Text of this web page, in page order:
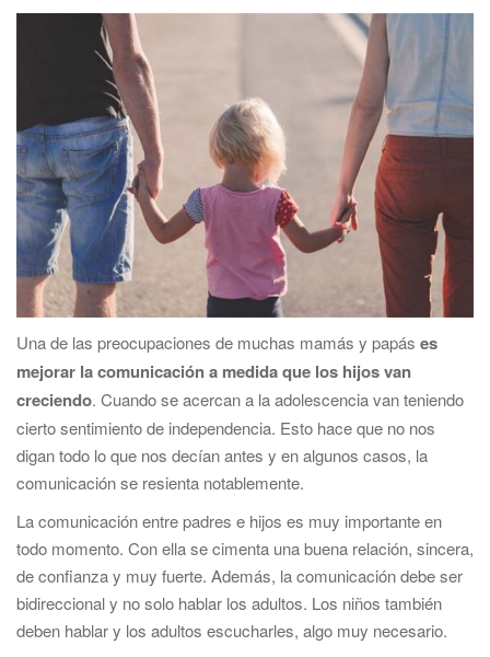
t
n
Una de las preocupaciones de muchas mamás y papás es
mejorar la comunicación a medida que los hijos van
creciendo. Cuando se acercan a la adolescencia van teniendo
cierto sentimiento de independencia. Esto hace que no nos
digan todo lo que nos decían antes y en algunos casos, la
comunicación se resienta notablemente.
La comunicación entre padres e hijos es muy importante en
todo momento. Con ella se cimenta una buena relación, sincera,
de confianza y muy fuerte. Además, la comunicación debe ser
bidireccional y no solo hablar los adultos. Los niños también
deben hablar y los adultos escucharles, algo muy necesario.